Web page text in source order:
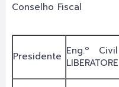
Conselho Fiscal
Presidente Eng.º
LIBERATORE